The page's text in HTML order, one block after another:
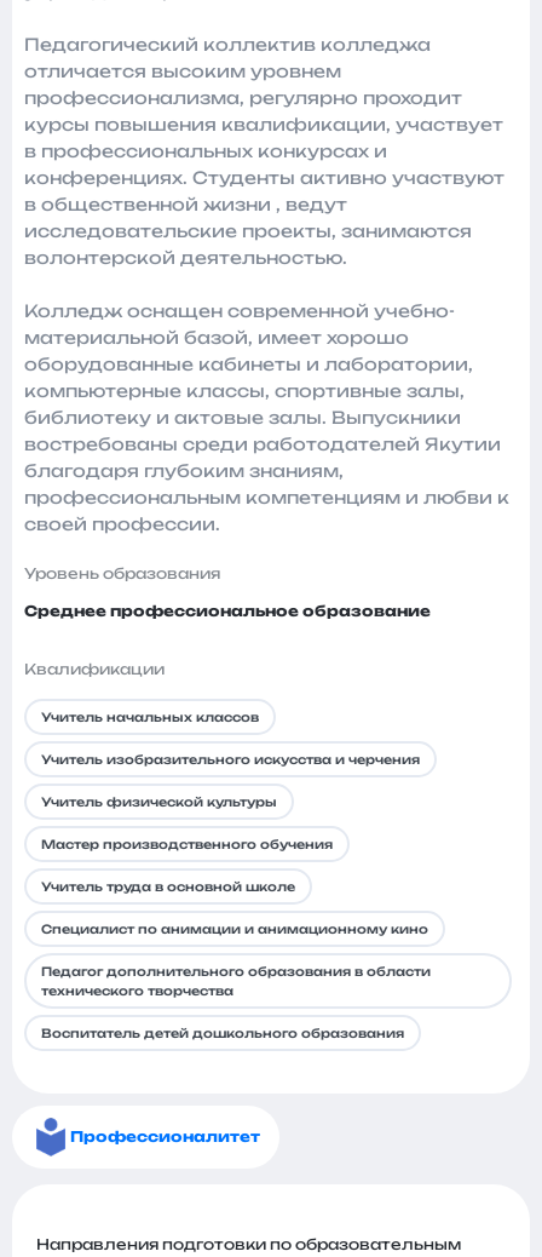
Педагогический коллектив колледжа
отличается высоким уровнем
профессионализма, регулярно проходит
курсы повышения квалификации, участвует
в профессиональных конкурсах и
конференциях. Студенты активно участвуют
в общественной жизни , ведут
исследовательские проекты, занимаются
волонтерской деятельностью.
Колледж оснащен современной учебно-
материальной базой, имеет хорошо
оборудованные кабинеты и лаборатории,
компьютерные классы, спортивные залы,
библиотеку и актовые залы. Выпускники
востребованы среди работодателей Якутии
благодаря глубоким знаниям,
профессиональным компетенциям и любви к
своей профессии.
Уровень образования
Среднее профессиональное образование
Квалификации
Учитель начальных классов
Учитель изобразительного искусства и черчения
Учитель физической культуры
Мастер производственного обучения
Учитель труда в основной школе
Специалист по анимации и анимационному кино
Педагог дополнительного образования в области
технического творчества
Воспитатель детей дошкольного образования
Профессионалитет
Направления подготовки по образовательным